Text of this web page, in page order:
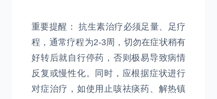
重要提醒： 抗生素治疗必须足量、足疗
程，通常疗程为2-3周，切勿在症状稍有
好转后就自行停药，否则极易导致病情
反复或慢性化。同时，应根据症状进行
对症治疗，如使用止咳祛痰药、解热镇